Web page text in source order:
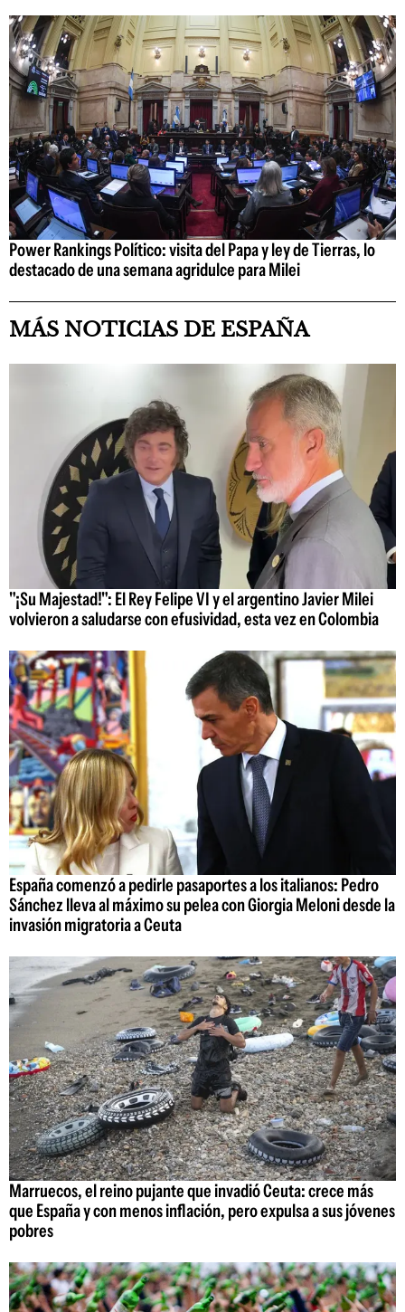
Power Rankings Político: visita del Papa y ley de Tierras, lo
destacado de una semana agridulce para Milei
MÁS NOTICIAS DE ESPAÑA
"¡Su Majestad!": El Rey Felipe VI y el argentino Javier Milei
volvieron a saludarse con efusividad, esta vez en Colombia
España comenzó a pedirle pasaportes a los italianos: Pedro
Sánchez lleva al máximo su pelea con Giorgia Meloni desde la
invasión migratoria a Ceuta
Marruecos, el reino pujante que invadió Ceuta: crece más
que España y con menos inflación, pero expulsa a sus jóvenes
pobres